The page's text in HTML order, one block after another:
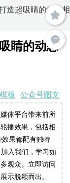
造超吸睛的动态相
睛的动态
板
公众号图文
体平台带来前所
播效果，包括相
果都配有独特
入我们，学习如
观众。立即访问
示脱颖而出。